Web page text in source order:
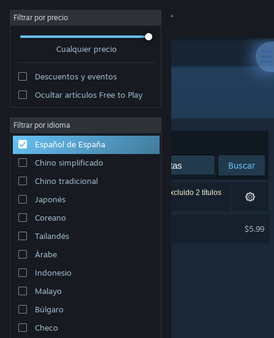
Iniciar sesión
Acerca de
Soporte
Cambiar idioma
Descargar Steam Mobile
Ver versión clásica
Filtrar por precio
Cualquier precio
Descuentos y eventos
Ocultar artículos Free to Play
Filtrar por idioma
Español de España
Chino simplificado
Chino tradicional
Japonés
Coreano
Tailandés
Árabe
Indonesio
Malayo
Búlgaro
Checo
Desarrollador: Hardy Games
Ordenar por Relevancia
Buscar
1 resultado coincide con la búsqueda. Se han excluido 2 títulos
basándose en tus preferencias.
$5.99